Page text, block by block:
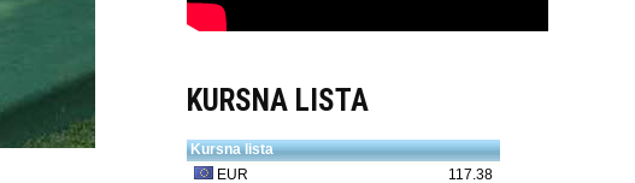
KURSNA LISTA